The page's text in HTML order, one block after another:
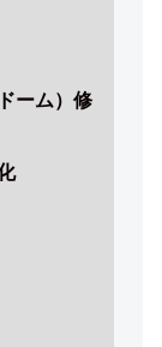
ーム）修